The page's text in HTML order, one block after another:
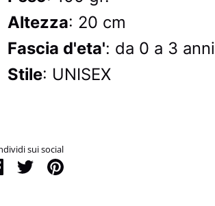
Altezza: 20 cm
Fascia d'eta': da 0 a 3 anni
Stile: UNISEX
sui social
Condividi
TweetPin